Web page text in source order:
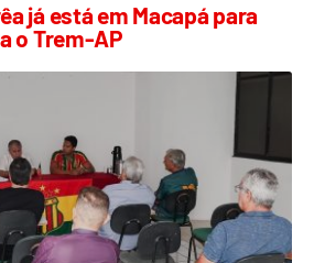
já está em Macapá para
o Trem-AP